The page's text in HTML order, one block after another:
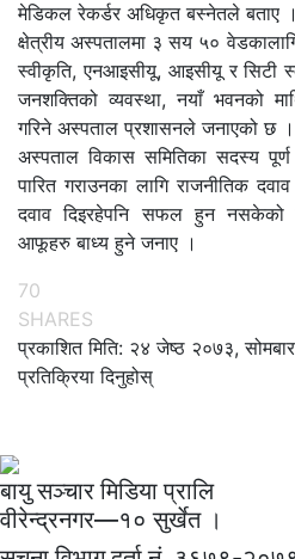
मेडिकल रेकर्डर अधिकृत बस्नेतले बताए ।
क्षेत्रीय अस्पतालमा ३ सय ५०
स्वीकृति, एनआइसीयू, आइसीयू र सिटी
जनशक्तिको व्यवस्था, नयाँ भवनको
गरिने अस्पताल प्रशासनले जनाएको छ ।
अस्पताल विकास समितिका सदस्य
पारित गराउनका लागि राजनीतिक
दवाव दिइरहेपनि सफल हुन
आफूहरु बाध्य हुने जनाए ।
70
SHARES
प्रकाशित मिति: २४ जेष्ठ २०७३,
प्रतिक्रिया दिनुहोस्
बायु सञ्चार मिडिया प्रालि
वीरेन्द्रनगर—१० सुर्खेत ।